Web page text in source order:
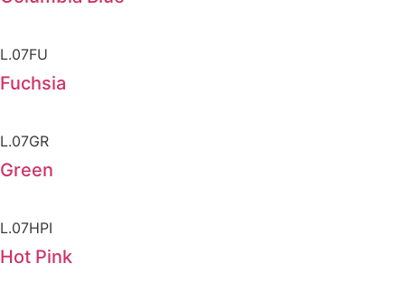
L.07FU
Fuchsia
L.07GR
Green
L.07HPI
Hot Pink